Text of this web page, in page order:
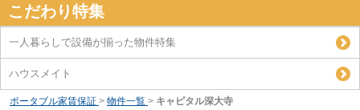
こだわり特集
一人暮らしで設備が揃った物件特集
ハウスメイト
ポータブル家賃保証 > 物件一覧 > キャピタル深大寺